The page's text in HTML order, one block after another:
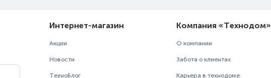
Интернет-магазин
Акции
Новости
ТехноБлог
Компания «Технодом»
О компании
Забота о клиентах
Карьера в технодоме